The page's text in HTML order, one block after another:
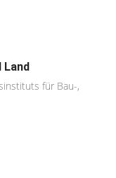
Land
für Bau-,